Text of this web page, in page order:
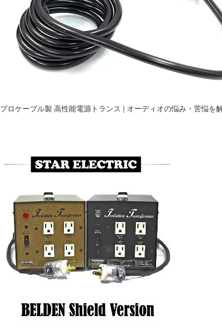
プロケーブル製 高性能電源トランス | オーディオの悩み・苦悩を